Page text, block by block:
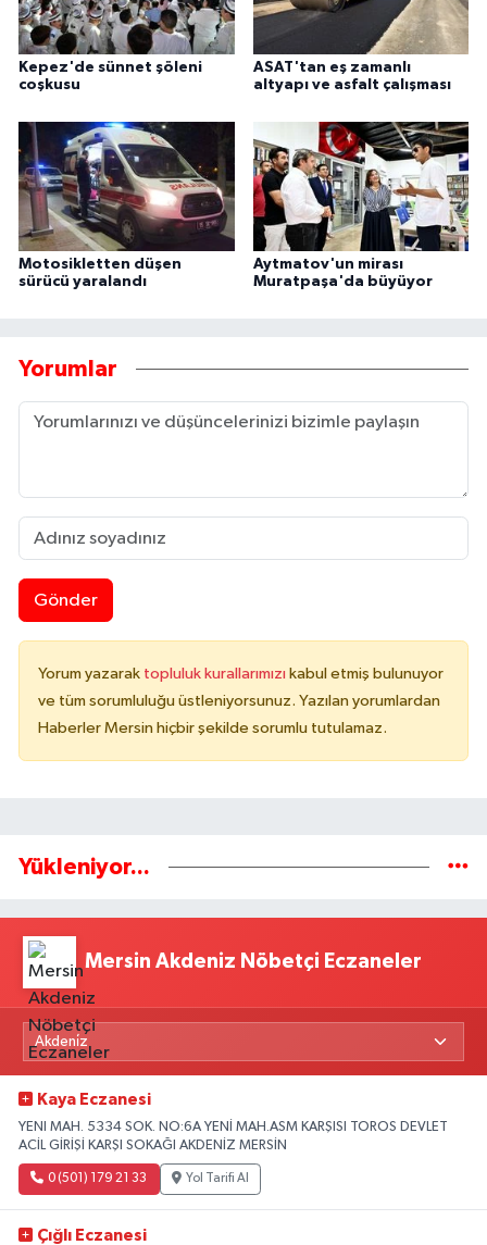
Kepez'de sünnet şöleni
coşkusu
ASAT'tan eş zamanlı
altyapı ve asfalt çalışması
Motosikletten düşen
sürücü yaralandı
Aytmatov'un mirası
Muratpaşa'da büyüyor
Yorumlar
Gönder
Yorum yazarak topluluk kurallarımızı kabul etmiş bulunuyor
ve tüm sorumluluğu üstleniyorsunuz. Yazılan yorumlardan
Haberler Mersin hiçbir şekilde sorumlu tutulamaz.
Yükleniyor...
Mersin Akdeniz Nöbetçi Eczaneler
Kaya Eczanesi
YENI MAH. 5334 SOK. NO:6A YENİ MAH.ASM KARŞISI TOROS DEVLET
ACİL GİRİŞİ KARŞI SOKAĞI AKDENİZ MERSİN
0 (501) 179 21 33 Yol Tarifi Al
Çığlı Eczanesi